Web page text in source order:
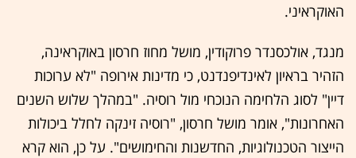
האוקראיני.
מנגד, אולכסנדר פרוקודין, מושל מחוז חרסון באוקראינה,
הזהיר בראיון לאינדיפנדנט, כי מדינות אירופה "לא ערוכות
דיין" לסוג הלחימה הנוכחי מול רוסיה. "במהלך שלוש השנים
האחרונות", אומר מושל חרסון, "רוסיה זינקה לחלל ביכולות
הייצור הטכנולוגיות, החדשנות והחימושים". על כן, הוא קרא